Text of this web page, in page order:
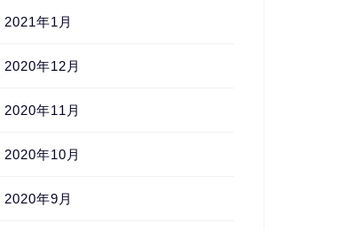
2021年1月
2020年12月
2020年11月
2020年10月
2020年9月